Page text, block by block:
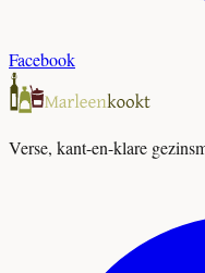
Facebook
Verse, kant-en-klare